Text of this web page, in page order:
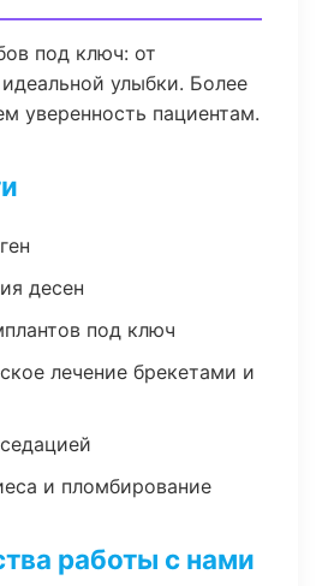
под ключ: от
улыбки. Более
уверенность пациентам.
десен
под ключ
лечение брекетами и
и пломбирование
работы с нами